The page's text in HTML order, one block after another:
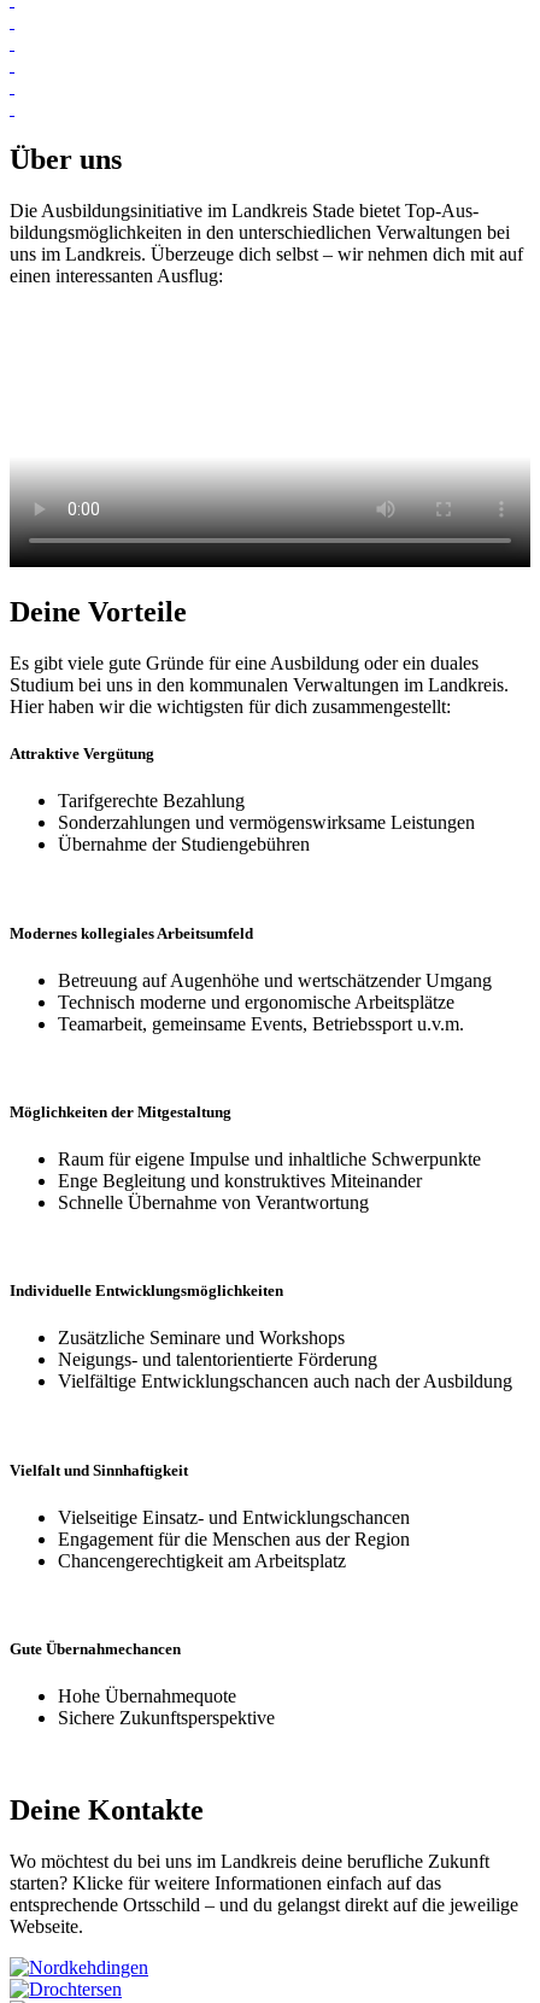
Über uns
Die Ausbildungs­initiative im Landkreis Stade bietet Top-Aus­
bildungs­möglich­keiten in den unter­schiedlichen Verwaltungen bei
uns im Landkreis. Über­zeuge dich selbst – wir nehmen dich mit auf
einen interessanten Ausflug:
Deine Vorteile
Es gibt viele gute Gründe für eine Ausbildung oder ein duales
Studium bei uns in den kommunalen Verwaltungen im Landkreis.
Hier haben wir die wichtigsten für dich zusammengestellt:
Attraktive Vergütung
Tarif­gerechte Bezahlung
Sonder­zahlungen und vermögens­wirk­same Lei­stungen
Übernahme der Studien­gebühren
Modernes kollegiales Arbeitsumfeld
Betreuung auf Augenhöhe und wert­schätz­ender Umgang
Technisch moderne und ergo­nomische Arbeits­plätze
Teamarbeit, gemeinsame Events, Betriebs­sport u.v.m.
Möglichkeiten der Mitgestaltung
Raum für eigene Impulse und inhalt­liche Schwer­punkte
Enge Begleitung und konstruk­tives Mit­einander
Schnelle Über­nahme von Verant­wortung
Individuelle Entwicklungs­möglich­keiten
Zusätzliche Seminare und Workshops
Neigungs- und talent­orien­tierte Förderung
Vielfältige Ent­wick­lungs­chancen auch nach der Aus­bildung
Vielfalt und Sinnhaftigkeit
Vielseitige Einsatz- und Ent­wicklungs­chancen
Engagement für die Menschen aus der Region
Chancen­gerechtigkeit am Arbeits­platz
Gute Übernahme­chancen
Hohe Übernahmequote
Sichere Zukunfts­perspek­tive
Deine Kontakte
Wo möchtest du bei uns im Landkreis deine berufliche Zukunft
starten? Klicke für weitere Informationen einfach auf das
entsprechende Ortsschild – und du gelangst direkt auf die jeweilige
Webseite.